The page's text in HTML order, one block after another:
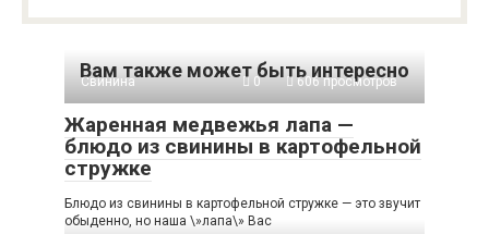
Вам также может быть интересно
Свинина 0 606 просмотров
Жаренная медвежья лапа —
блюдо из свинины в картофельной
стружке
Блюдо из свинины в картофельной стружке — это звучит
обыденно, но наша \»лапа\» Вас